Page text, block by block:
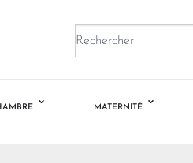
MATERNITÉ